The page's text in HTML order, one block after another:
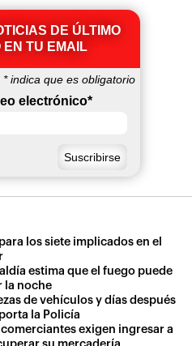
DE ÚLTIMO
EN TU EMAIL
*indica que es obligatorio
electrónico*
los siete implicados en el
estima que el fuego puede
la noche
de vehículos y días después
la Policía
exigen ingresar a